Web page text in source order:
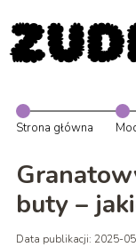
Strona główna
buty –
Data publikacji: 2025-